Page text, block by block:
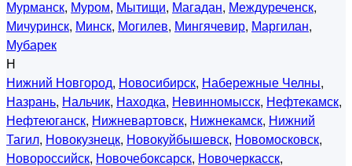
Мурманск, Муром, Мытищи, Магадан, Междуреченск,
Мичуринск, Минск, Могилев, Мингячевир, Маргилан,
Мубарек
Н
Нижний Новгород, Новосибирск, Набережные Челны,
Назрань, Нальчик, Находка, Невинномысск, Нефтекамск,
Нефтеюганск, Нижневартовск, Нижнекамск, Нижний
Тагил, Новокузнецк, Новокуйбышевск, Новомосковск,
Новороссийск, Новочебоксарск, Новочеркасск,